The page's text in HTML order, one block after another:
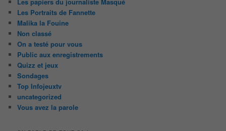
Les papiers du journaliste Masqué
Les Portraits de Fannette
Malika la Fouine
Non classé
On a testé pour vous
Public aux enregistrements
Quizz et jeux
Sondages
Top Infojeuxtv
uncategorized
Vous avez la parole